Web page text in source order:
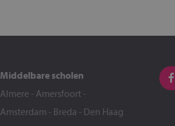
Middelbare scholen
Almere - Amersfoort -
Amsterdam - Breda - Den Haag